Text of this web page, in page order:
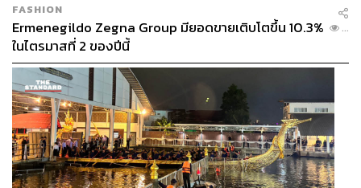
FASHION
Ermenegildo Zegna Group มียอดขายเติบโตขึ้น 10.3%
ในไตรมาสที่ 2 ของปีนี้
...